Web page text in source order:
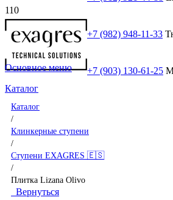
+7 (982) 948-11-33
+7 (903) 130-61-25
Основное меню
Каталог
Каталог
/
Клинкерные ступени
/
Ступени EXAGRES 🇪🇸
/
Плитка Lizana Olivo
Вернуться